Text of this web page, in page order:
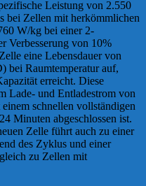
Leistung von 2.550
bei Zellen mit herkömmlichen
W/kg bei einer 2-
Verbesserung von 10%
eine Lebensdauer von
bei Raumtemperatur auf,
erreicht. Diese
Lade- und Entladestrom von
schnellen vollständigen
Minuten abgeschlossen ist.
Zelle führt auch zu einer
des Zyklus und einer
zu Zellen mit